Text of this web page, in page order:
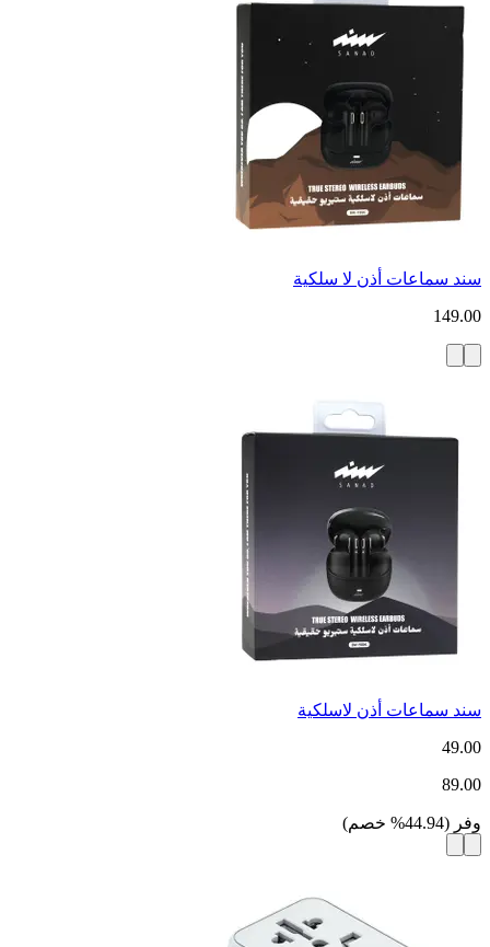
سند سماعات أذن لا سلكية
149.00
سند سماعات أذن لاسلكية
49.00
89.00
وفر (
44.94
% خصم)